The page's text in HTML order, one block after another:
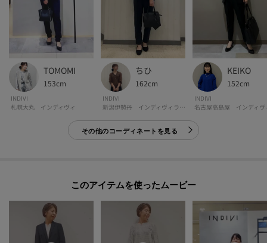
-・-・-・-・-・-・-・-・-・-・-・-・-・-・-・-・-・-・-・-・-・-
■気になるアイテムは『お気に入り登録』がおすすめです！■
【お気に入り登録とは？】
オンラインサイトの各アイテムにある「ハートマーク」を
クリックして簡単に追加できます！
お得な情報をGETできます！！
マイページでお気に入り一覧をチェックでき、
自分だけのお買い物リストがつくれる♪
TOMOMI
153cm
INDIVI
札幌大丸 インディヴィ
ちひ
162cm
INDIVI
新潟伊勢丹 インディヴィラージ
KEIKO
152cm
INDIVI
名古屋高島屋 インディヴ
その他のコーディネートを見る
このアイテムを使ったムービー